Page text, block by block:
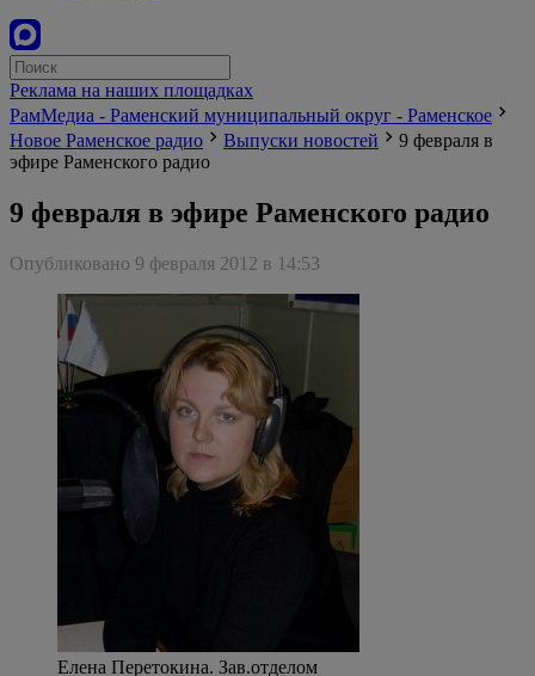
Реклама на наших площадках
РамМедиа - Раменский муниципальный округ - Раменское
Новое Раменское радио
Выпуски новостей
9 февраля в
эфире Раменского радио
9 февраля в эфире Раменского радио
Опубликовано 9 февраля 2012 в 14:53
Елена Перетокина. Зав.отделом